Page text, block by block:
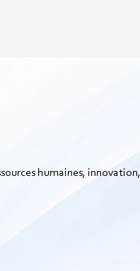
humaines, innovation,